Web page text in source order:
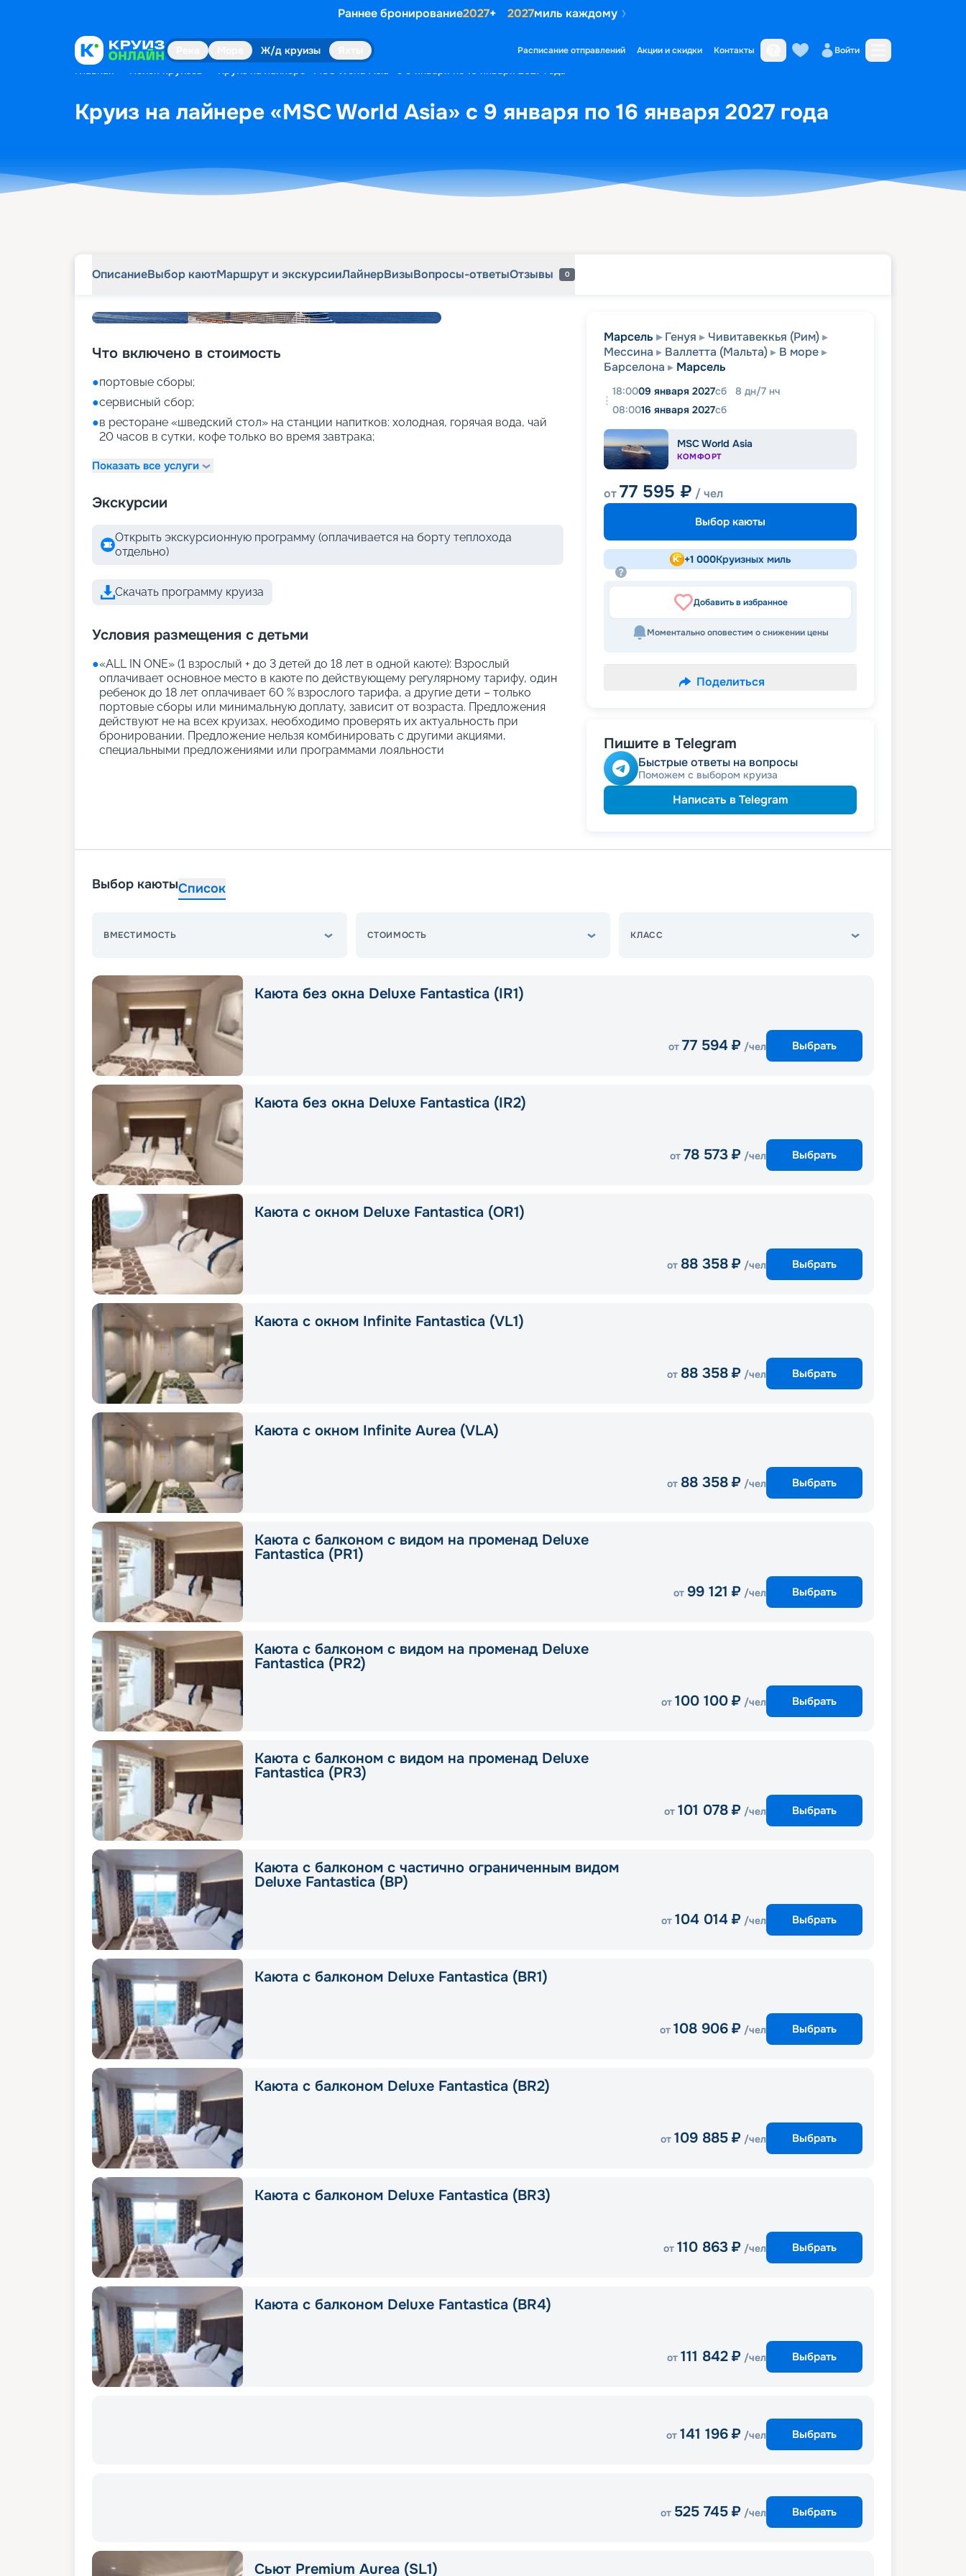
Раннее бронирование2027+ 2027миль каждому
Ж/д круизы Расписание отправлений Акции и скидки Контакты Войти
Главная Поиск круизов Круиз на лайнере «MSC World Asia» с 9 января по 16 января 2027 года
Круиз на лайнере «MSC World Asia» с 9 января по 16 января 2027 года
ОписаниеВыбор каютМаршрут и экскурсииЛайнерВизыВопросы-ответыОтзывы 0
Что включено в стоимость
●портовые сборы;
●сервисный сбор;
●в ресторане «шведский стол» на станции напитков: холодная, горячая вода, чай
20 часов в сутки, кофе только во время завтрака;
Показать все услуги
Экскурсии
Открыть экскурсионную программу (оплачивается на борту теплохода
отдельно)
Скачать программу круиза
Условия размещения с детьми
●«АLL IN ONE» (1 взрослый + до 3 детей до 18 лет в одной каюте): Взрослый
оплачивает основное место в каюте по действующему регулярному тарифу, один
ребенок до 18 лет оплачивает 60 % взрослого тарифа, а другие дети – только
портовые сборы или минимальную доплату, зависит от возраста. Предложения
действуют не на всех круизах, необходимо проверять их актуальность при
бронировании. Предложение нельзя комбинировать с другими акциями,
специальными предложениями или программами лояльности
Марсель Генуя
Чивитавеккья (Рим)
Мессина
Валлетта (Мальта)
В море
Барселона
Марсель
18:0009 января 2027сб 8 дн/7 нч
08:0016 января 2027сб
MSC World Asia
КОМФОРТ
от77 595 ₽ / чел
Выбор каюты
+1 000Круизных миль
Добавить в избранное
Моментально оповестим о снижении цены
Поделиться
Пишите в Telegram
Быстрые ответы на вопросы
Поможем с выбором круиза
Написать в Telegram
Выбор каютыСписок
ВМЕСТИМОСТЬ СТОИМОСТЬ КЛАСС
Каюта без окна Deluxe Fantastica (IR1)
от 77 594 ₽ /чел Выбрать
Каюта без окна Deluxe Fantastica (IR2)
от 78 573 ₽ /чел Выбрать
Каюта с окном Deluxe Fantastica (OR1)
от 88 358 ₽ /чел Выбрать
Каюта с окном Infinite Fantastica (VL1)
от 88 358 ₽ /чел Выбрать
Каюта с окном Infinite Aurea (VLA)
от 88 358 ₽ /чел Выбрать
Каюта с балконом с видом на променад Deluxe
Fantastica (PR1)
от 99 121 ₽ /чел Выбрать
Каюта с балконом с видом на променад Deluxe
Fantastica (PR2)
от 100 100 ₽ /чел Выбрать
Каюта с балконом с видом на променад Deluxe
Fantastica (PR3)
от 101 078 ₽ /чел Выбрать
Каюта с балконом с частично ограниченным видом
Deluxe Fantastica (BP)
от 104 014 ₽ /чел Выбрать
Каюта с балконом Deluxe Fantastica (BR1)
от 108 906 ₽ /чел Выбрать
Каюта с балконом Deluxe Fantastica (BR2)
от 109 885 ₽ /чел Выбрать
Каюта с балконом Deluxe Fantastica (BR3)
от 110 863 ₽ /чел Выбрать
Каюта с балконом Deluxe Fantastica (BR4)
от 111 842 ₽ /чел Выбрать
от 141 196 ₽ /чел Выбрать
от 525 745 ₽ /чел Выбрать
Сьют Premium Aurea (SL1)